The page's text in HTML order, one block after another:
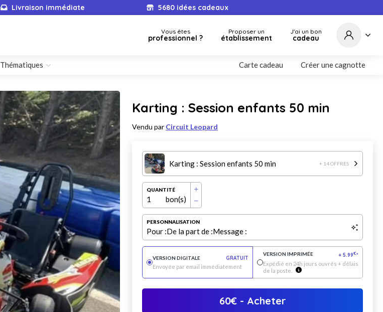
Livraison immédiate 5680idées cadeaux
Vous êtes
professionnel ?
Proposer un
établissement
J'ai un bon
cadeau
Thématiques Carte cadeau Créer une cagnotte
Karting : Session enfants 50 min
Vendu par Circuit Leopard
Karting : Session enfants 50 min + 14 OFFRES
QUANTITÉ
1 bon(s)
PERSONNALISATION
Pour :De la part de :Message :
VERSION DIGITALE
GRATUIT
Envoyée par email immédiatement
VERSION IMPRIMÉE + 5.99€*
Expédié en 24h jours ouvrés + délais
de la poste.
60€- Acheter